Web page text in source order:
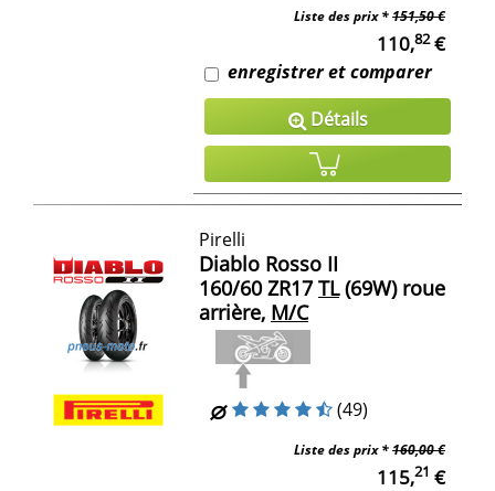
Liste des prix *151,50 €
110,82€
enregistrer et comparer
Détails
Pirelli
Diablo Rosso II
160/60 ZR17 TL(69W) roue
arrière, M/C
(49)
Liste des prix *160,00 €
115,21 €